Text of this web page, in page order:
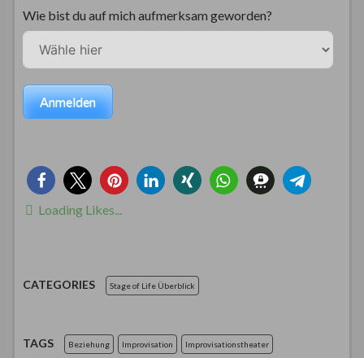
Wie bist du auf mich aufmerksam geworden?
Anmelden
Loading Likes...
CATEGORIES Stage of Life Überblick
TAGS Beziehung Improvisation Improvisationstheater